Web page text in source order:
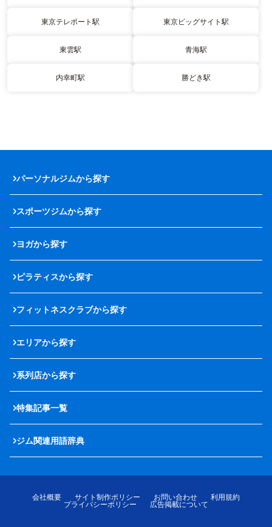
東京テレポート駅 東京ビッグサイト駅
東雲駅 青海駅
内幸町駅 勝どき駅
パーソナルジムから探す
スポーツジムから探す
ヨガから探す
ピラティスから探す
フィットネスクラブから探す
エリアから探す
系列店から探す
特集記事一覧
ジム関連用語辞典
会社概要 サイト制作ポリシー お問い合わせ
利用規約
プライバシーポリシー
広告掲載について